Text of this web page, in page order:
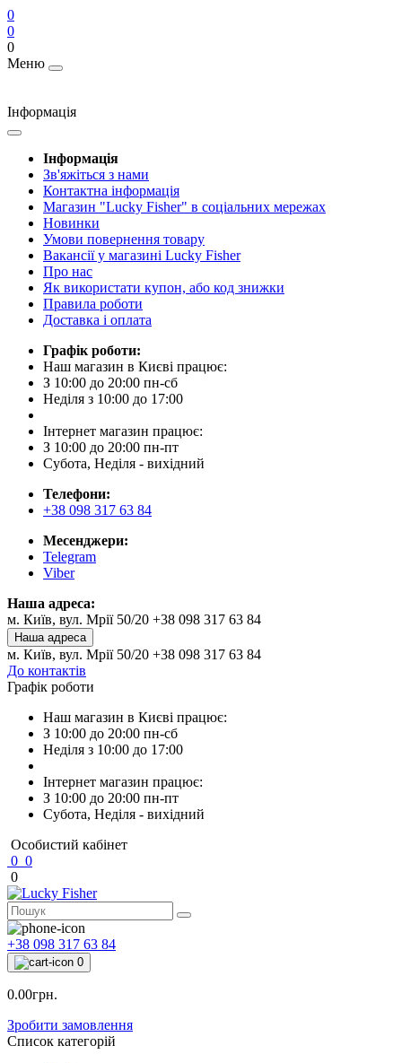
0
0
0
Меню
Інформація
Інформація
Зв'яжіться з нами
Контактна інформація
Магазин "Lucky Fisher" в соціальних мережах
Новинки
Умови повернення товару
Вакансії у магазині Lucky Fisher
Про нас
Як використати купон, або код знижки
Правила роботи
Доставка і оплата
Графік роботи:
Наш магазин в Києві працює:
З 10:00 до 20:00 пн-сб
Неділя з 10:00 до 17:00
Інтернет магазин працює:
З 10:00 до 20:00 пн-пт
Субота, Неділя - вихідний
Телефони:
+38 098 317 63 84
Месенджери:
Telegram
Viber
Наша адреса:
м. Київ, вул. Мрії 50/20 +38 098 317 63 84
Наша адреса
м. Київ, вул. Мрії 50/20 +38 098 317 63 84
До контактів
Графік роботи
Наш магазин в Києві працює:
З 10:00 до 20:00 пн-сб
Неділя з 10:00 до 17:00
Інтернет магазин працює:
З 10:00 до 20:00 пн-пт
Субота, Неділя - вихідний
Особистий кабінет
0 0
0
+38 098 317 63 84
0
0.00грн.
Зробити замовлення
Список категорій